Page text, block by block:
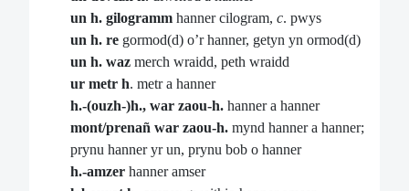
un h. gilogramm hanner cilogram, c. pwys
un h. re gormod(d) o’r hanner, getyn yn ormod(d)
un h. waz merch wraidd, peth wraidd
ur metr h. metr a hanner
h.-(ouzh-)h., war zaou-h. hanner a hanner
mont/prenañ war zaou-h. mynd hanner a hanner;
prynu hanner yr un, prynu bob o hanner
h.-amzer hanner amser